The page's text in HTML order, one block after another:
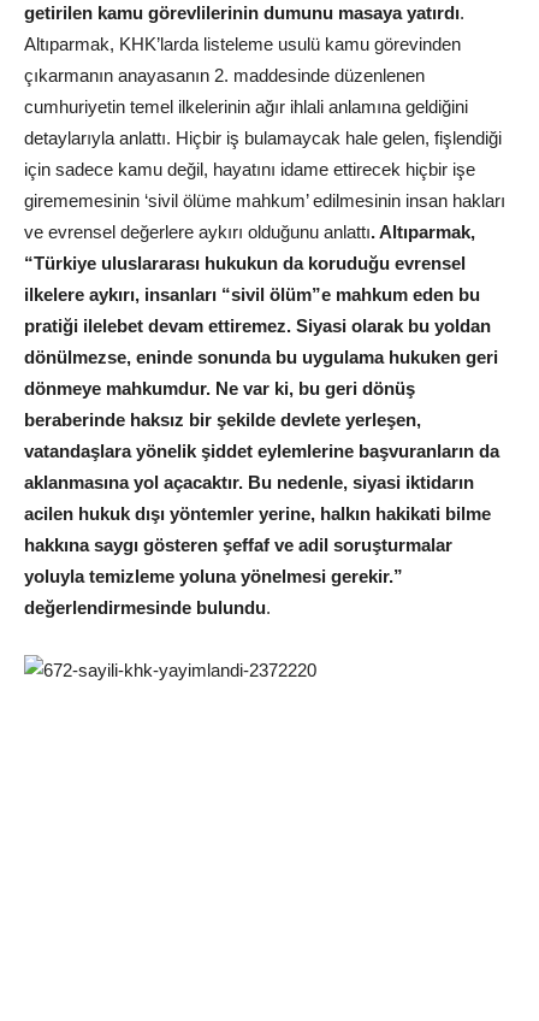
getirilen kamu görevlilerinin dumunu masaya yatırdı.
Altıparmak, KHK’larda listeleme usulü kamu görevinden
çıkarmanın anayasanın 2. maddesinde düzenlenen
cumhuriyetin temel ilkelerinin ağır ihlali anlamına geldiğini
detaylarıyla anlattı. Hiçbir iş bulamaycak hale gelen, fişlendiği
için sadece kamu değil, hayatını idame ettirecek hiçbir işe
girememesinin ‘sivil ölüme mahkum’ edilmesinin insan hakları
ve evrensel değerlere aykırı olduğunu anlattı. Altıparmak,
“Türkiye uluslararası hukukun da koruduğu evrensel
ilkelere aykırı, insanları “sivil ölüm”e mahkum eden bu
pratiği ilelebet devam ettiremez. Siyasi olarak bu yoldan
dönülmezse, eninde sonunda bu uygulama hukuken geri
dönmeye mahkumdur. Ne var ki, bu geri dönüş
beraberinde haksız bir şekilde devlete yerleşen,
vatandaşlara yönelik şiddet eylemlerine başvuranların da
aklanmasına yol açacaktır. Bu nedenle, siyasi iktidarın
acilen hukuk dışı yöntemler yerine, halkın hakikati bilme
hakkına saygı gösteren şeffaf ve adil soruşturmalar
yoluyla temizleme yoluna yönelmesi gerekir.”
değerlendirmesinde bulundu.